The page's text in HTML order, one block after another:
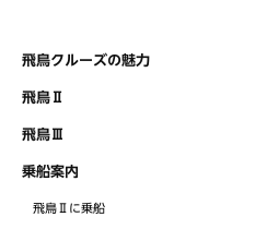
飛鳥クルーズの魅力
飛鳥Ⅱ
飛鳥Ⅲ
乗船案内
飛鳥Ⅱに乗船